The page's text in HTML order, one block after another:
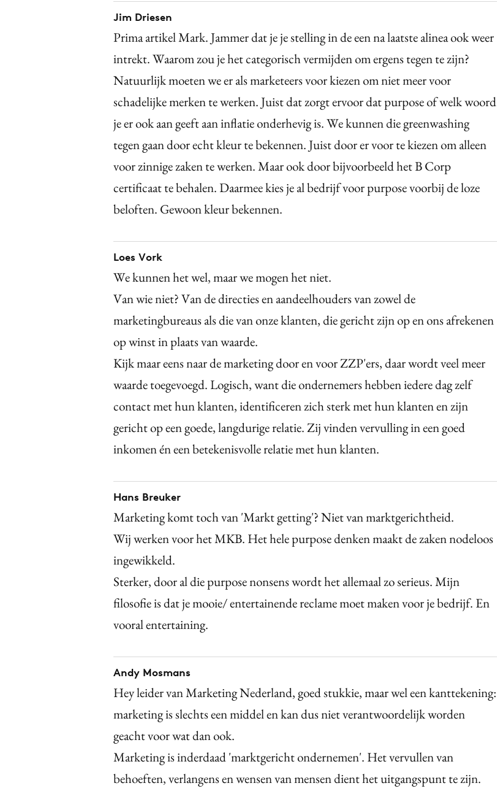
Jim Driesen
Prima artikel Mark. Jammer dat je je stelling in de een na laatste alinea ook weer
intrekt. Waarom zou je het categorisch vermijden om ergens tegen te zijn?
Natuurlijk moeten we er als marketeers voor kiezen om niet meer voor
schadelijke merken te werken. Juist dat zorgt ervoor dat purpose of welk woord
je er ook aan geeft aan inflatie onderhevig is. We kunnen die greenwashing
tegen gaan door echt kleur te bekennen. Juist door er voor te kiezen om alleen
voor zinnige zaken te werken. Maar ook door bijvoorbeeld het B Corp
certificaat te behalen. Daarmee kies je al bedrijf voor purpose voorbij de loze
beloften. Gewoon kleur bekennen.
Loes Vork
We kunnen het wel, maar we mogen het niet.
Van wie niet? Van de directies en aandeelhouders van zowel de
marketingbureaus als die van onze klanten, die gericht zijn op en ons afrekenen
op winst in plaats van waarde.
Kijk maar eens naar de marketing door en voor ZZP'ers, daar wordt veel meer
waarde toegevoegd. Logisch, want die ondernemers hebben iedere dag zelf
contact met hun klanten, identificeren zich sterk met hun klanten en zijn
gericht op een goede, langdurige relatie. Zij vinden vervulling in een goed
inkomen én een betekenisvolle relatie met hun klanten.
Hans Breuker
Marketing komt toch van 'Markt getting'? Niet van marktgerichtheid.
Wij werken voor het MKB. Het hele purpose denken maakt de zaken nodeloos
ingewikkeld.
Sterker, door al die purpose nonsens wordt het allemaal zo serieus. Mijn
filosofie is dat je mooie/ entertainende reclame moet maken voor je bedrijf. En
vooral entertaining.
Andy Mosmans
Hey leider van Marketing Nederland, goed stukkie, maar wel een kanttekening:
marketing is slechts een middel en kan dus niet verantwoordelijk worden
geacht voor wat dan ook.
Marketing is inderdaad 'marktgericht ondernemen'. Het vervullen van
behoeften, verlangens en wensen van mensen dient het uitgangspunt te zijn.